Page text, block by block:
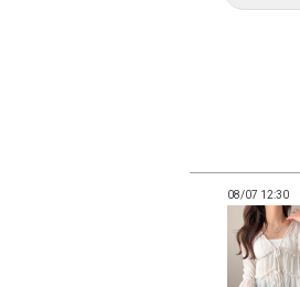
08/07 12:30